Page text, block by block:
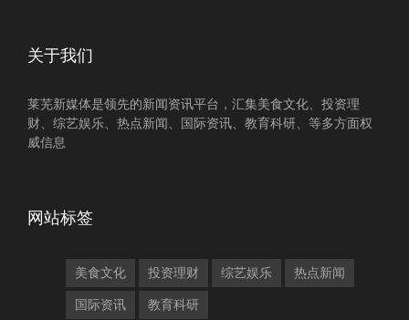
关于我们
莱芜新媒体是领先的新闻资讯平台，汇集美食文化、投资理
财、综艺娱乐、热点新闻、国际资讯、教育科研、等多方面权
威信息
网站标签
美食文化 投资理财 综艺娱乐 热点新闻
国际资讯 教育科研